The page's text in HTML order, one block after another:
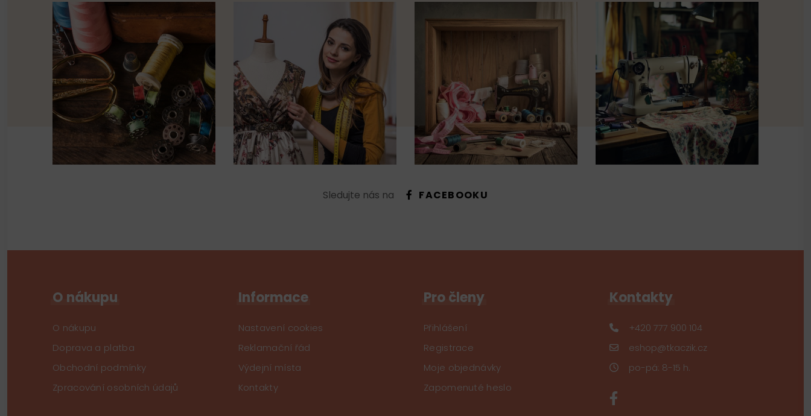
Sledujte nás na FACEBOOKU
O nákupu
O nákupu
Doprava a platba
Obchodní podmínky
Zpracování osobních údajů
Informace
Nastavení cookies
Reklamační řád
Výdejní místa
Kontakty
Pro členy
Přihlášení
Registrace
Moje objednávky
Zapomenuté heslo
Kontakty
+420 777 900 104
eshop@tkaczik.cz
po-pá: 8-15 h.